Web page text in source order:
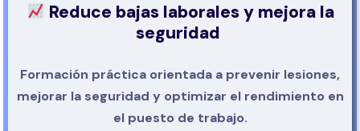
Reduce bajas laborales y mejora la
seguridad
Formación práctica orientada a prevenir lesiones,
mejorar la seguridad y optimizar el rendimiento en
el puesto de trabajo.